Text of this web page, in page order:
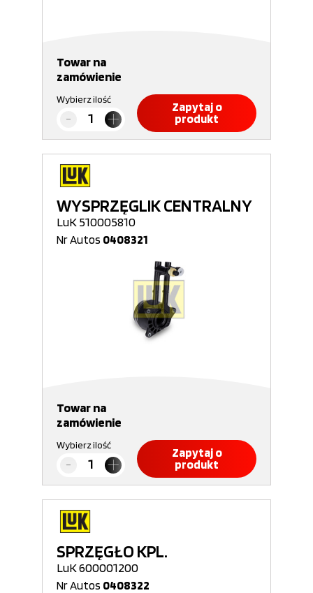
Towar na
zamówienie
Wybierz ilość
Zapytaj o
produkt
WYSPRZĘGLIK CENTRALNY
LuK 510005810
Nr Autos 0408321
Towar na
zamówienie
Wybierz ilość
Zapytaj o
produkt
SPRZĘGŁO KPL.
LuK 600001200
Nr Autos 0408322